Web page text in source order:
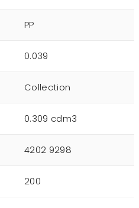
PP
0.039
Collection
0.309 cdm3
4202 9298
200